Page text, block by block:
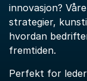
innovasjon?
strategier,
hvordan
fremtiden.
Perfekt for